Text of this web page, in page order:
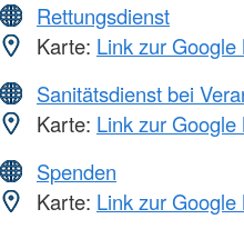
Rettungsdienst
Karte: Link zur
Sanitätsdienst bei
Karte: Link zur
Spenden
Karte: Link zur